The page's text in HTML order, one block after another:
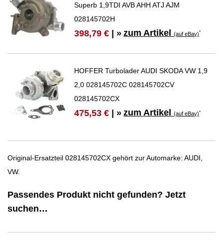
Superb 1,9TDI AVB AHH ATJ AJM
028145702H
398,79 € | » zum Artikel(auf eBay)*
HOFFER Turbolader AUDI SKODA VW 1,9
2,0 028145702C 028145702CV
028145702CX
475,53 € | » zum Artikel(auf eBay)*
Original-Ersatzteil 028145702CX gehört zur Automarke: AUDI,
VW.
Passendes Produkt nicht gefunden? Jetzt
suchen…